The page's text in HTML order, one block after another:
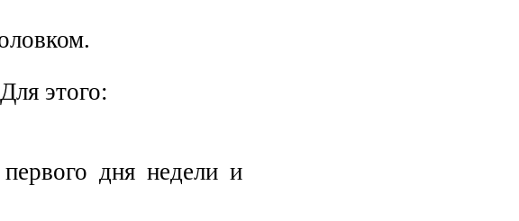
этого:
дня недели и